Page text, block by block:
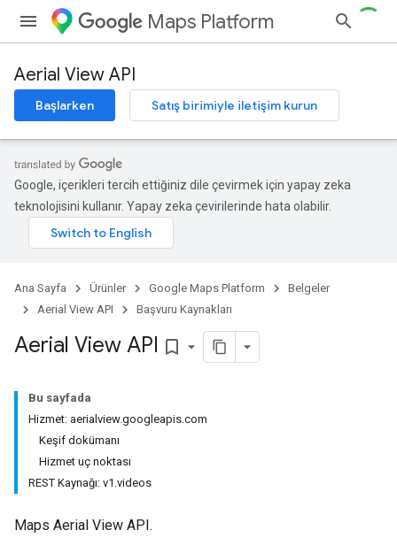
Maps Platform
Aerial View API
Başlarken Satış birimiyle iletişim kurun
Google, içerikleri tercih ettiğiniz dile çevirmek için yapay zeka
teknolojisini kullanır. Yapay zeka çevirilerinde hata olabilir.
Ana Sayfa Ürünler Google Maps Platform
Belgeler
Aerial View API
Başvuru Kaynakları
Aerial View API bookmark_border
Bu sayfada
Hizmet: aerialview.googleapis.com
Keşif dokümanı
Hizmet uç noktası
REST Kaynağı: v1.videos
Maps Aerial View API.